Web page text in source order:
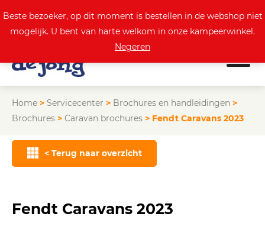
Actuele aanbod
Home > Servicecenter > Brochures en handleidingen >
Brochures > Caravan brochures > Fendt Caravans 2023
< Terug naar overzicht
Fendt Caravans 2023
Beste bezoeker, op dit moment is bestellen in de webshop niet
mogelijk. U bent van harte welkom in onze kampeerwinkel.
Negeren